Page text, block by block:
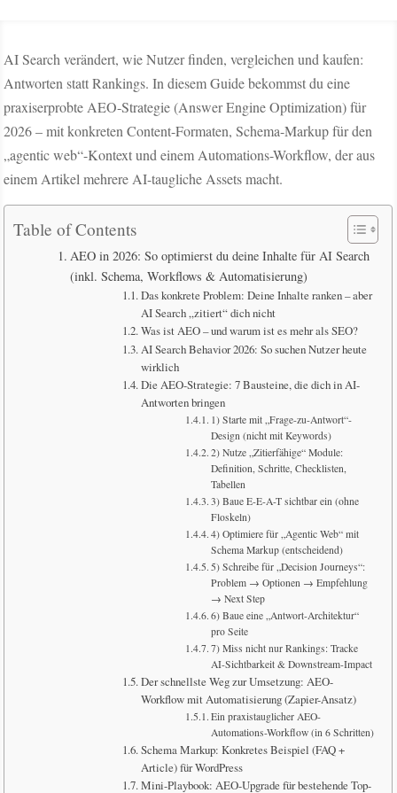
AI Search verändert, wie Nutzer finden, vergleichen und kaufen:
Antworten statt Rankings. In diesem Guide bekommst du eine
praxiserprobte AEO-Strategie (Answer Engine Optimization) für
2026 – mit konkreten Content-Formaten, Schema-Markup für den
„agentic web“-Kontext und einem Automations-Workflow, der aus
einem Artikel mehrere AI-taugliche Assets macht.
Table of Contents
AEO in 2026: So optimierst du deine Inhalte für AI Search
(inkl. Schema, Workflows & Automatisierung)
Das konkrete Problem: Deine Inhalte ranken – aber
AI Search „zitiert“ dich nicht
Was ist AEO – und warum ist es mehr als SEO?
AI Search Behavior 2026: So suchen Nutzer heute
wirklich
Die AEO-Strategie: 7 Bausteine, die dich in AI-
Antworten bringen
1) Starte mit „Frage-zu-Antwort“-
Design (nicht mit Keywords)
2) Nutze „Zitierfähige“ Module:
Definition, Schritte, Checklisten,
Tabellen
3) Baue E-E-A-T sichtbar ein (ohne
Floskeln)
4) Optimiere für „Agentic Web“ mit
Schema Markup (entscheidend)
5) Schreibe für „Decision Journeys“:
Problem → Optionen → Empfehlung
→ Next Step
6) Baue eine „Antwort-Architektur“
pro Seite
7) Miss nicht nur Rankings: Tracke
AI-Sichtbarkeit & Downstream-Impact
Der schnellste Weg zur Umsetzung: AEO-
Workflow mit Automatisierung (Zapier-Ansatz)
Ein praxistauglicher AEO-
Automations-Workflow (in 6 Schritten)
Schema Markup: Konkretes Beispiel (FAQ +
Article) für WordPress
Mini-Playbook: AEO-Upgrade für bestehende Top-